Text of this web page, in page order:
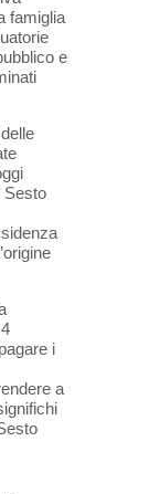
famiglia
e
Sesto
i
a